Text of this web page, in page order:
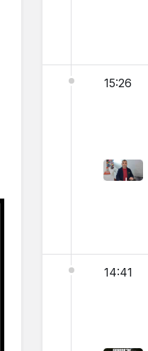
15:26
14:41